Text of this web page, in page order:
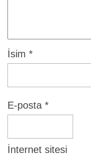
İsim *
E-posta *
İnternet sitesi